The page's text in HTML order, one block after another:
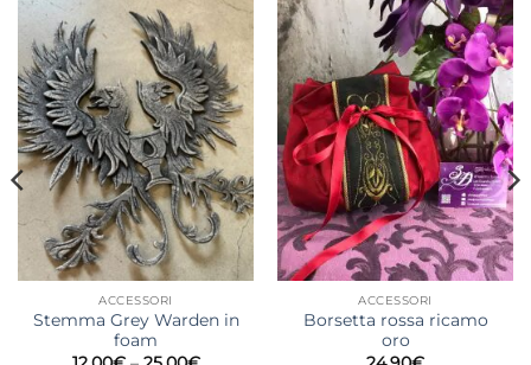
ACCESSORI
Stemma Grey Warden in
foam
ACCESSORI
Borsetta rossa ricamo
oro